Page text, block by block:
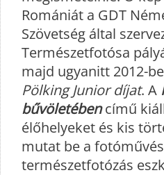
Romániát a GDT
Szövetség által
Természetfotósa
majd ugyanitt 2012-
Pölking Junior díjat. A
bűvöletébencímű
élőhelyeket és kis
mutat be a
természetfotózás